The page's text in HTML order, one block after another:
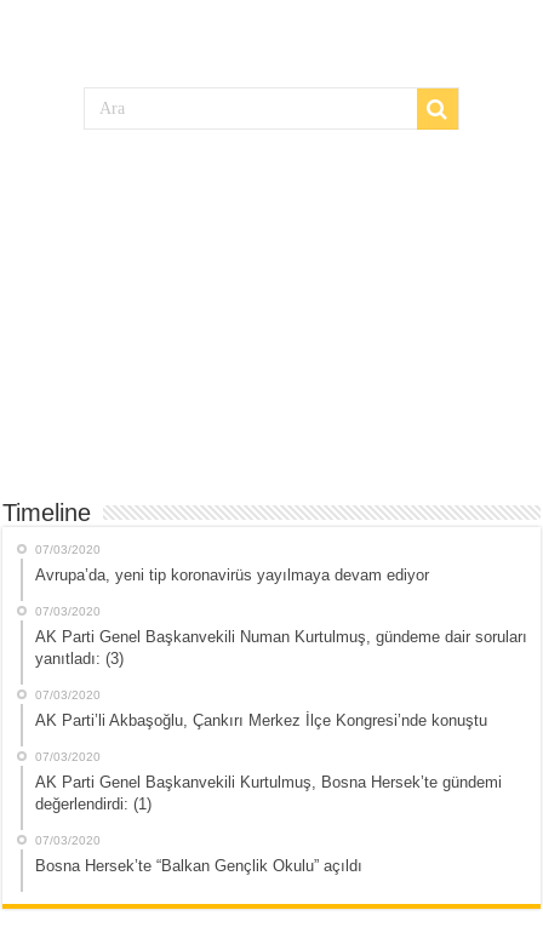
Timeline
07/03/2020
Avrupa’da, yeni tip koronavirüs yayılmaya devam ediyor
07/03/2020
AK Parti Genel Başkanvekili Numan Kurtulmuş, gündeme dair soruları
yanıtladı: (3)
07/03/2020
AK Parti’li Akbaşoğlu, Çankırı Merkez İlçe Kongresi’nde konuştu
07/03/2020
AK Parti Genel Başkanvekili Kurtulmuş, Bosna Hersek’te gündemi
değerlendirdi: (1)
07/03/2020
Bosna Hersek’te “Balkan Gençlik Okulu” açıldı